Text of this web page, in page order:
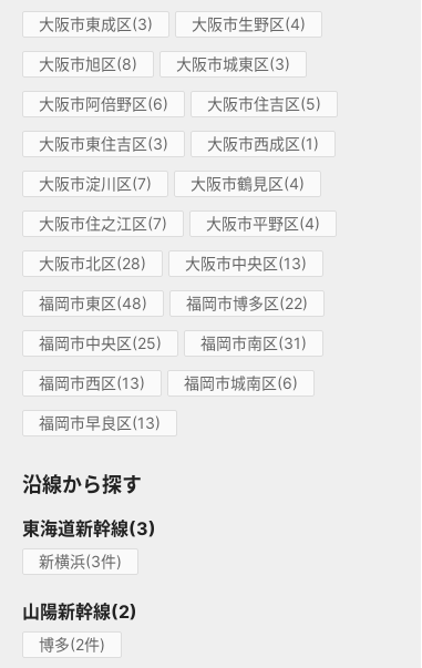
大阪市東成区(3) 大阪市生野区(4)
大阪市旭区(8) 大阪市城東区(3)
大阪市阿倍野区(6) 大阪市住吉区(5)
大阪市東住吉区(3) 大阪市西成区(1)
大阪市淀川区(7) 大阪市鶴見区(4)
大阪市住之江区(7) 大阪市平野区(4)
大阪市北区(28) 大阪市中央区(13)
福岡市東区(48) 福岡市博多区(22)
福岡市中央区(25) 福岡市南区(31)
福岡市西区(13) 福岡市城南区(6)
福岡市早良区(13)
沿線から探す
東海道新幹線(3)
新横浜(3件)
山陽新幹線(2)
博多(2件)